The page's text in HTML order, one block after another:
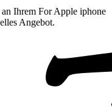
Ihrem For Apple iphone
Angebot.